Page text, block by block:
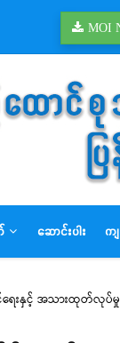
MOI
ဆောင်းပါး ကျ
င်ရေးနှင့် အသားထုတ်လုပ်